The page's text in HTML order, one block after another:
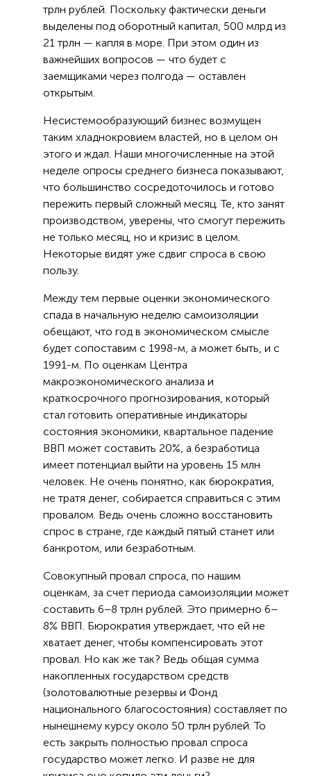
трлн рублей. Поскольку фактически деньги
выделены под оборотный капитал, 500 млрд из
21 трлн — капля в море. При этом один из
важнейших вопросов — что будет с
заемщиками через полгода — оставлен
открытым.
Несистемообразующий бизнес возмущен
таким хладнокровием властей, но в целом он
этого и ждал. Наши многочисленные на этой
неделе опросы среднего бизнеса показывают,
что большинство сосредоточилось и готово
пережить первый сложный месяц. Те, кто занят
производством, уверены, что смогут пережить
не только месяц, но и кризис в целом.
Некоторые видят уже сдвиг спроса в свою
пользу.
Между тем первые оценки экономического
спада в начальную неделю самоизоляции
обещают, что год в экономическом смысле
будет сопоставим с 1998-м, а может быть, и с
1991-м. По оценкам Центра
макроэкономического анализа и
краткосрочного прогнозирования, который
стал готовить оперативные индикаторы
состояния экономики, квартальное падение
ВВП может составить 20%, а безработица
имеет потенциал выйти на уровень 15 млн
человек. Не очень понятно, как бюрократия,
не тратя денег, собирается справиться с этим
провалом. Ведь очень сложно восстановить
спрос в стране, где каждый пятый станет или
банкротом, или безработным.
Совокупный провал спроса, по нашим
оценкам, за счет периода самоизоляции может
составить 6–8 трлн рублей. Это примерно 6–
8% ВВП. Бюрократия утверждает, что ей не
хватает денег, чтобы компенсировать этот
провал. Но как же так? Ведь общая сумма
накопленных государством средств
(золотовалютные резервы и Фонд
национального благосостояния) составляет по
нынешнему курсу около 50 трлн рублей. То
есть закрыть полностью провал спроса
государство может легко. И разве не для